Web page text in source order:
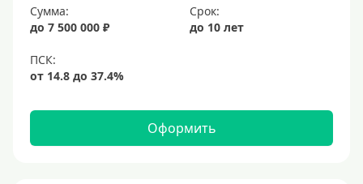
Сумма:
до 7 500 000 ₽
Срок:
до 10 лет
Оформить